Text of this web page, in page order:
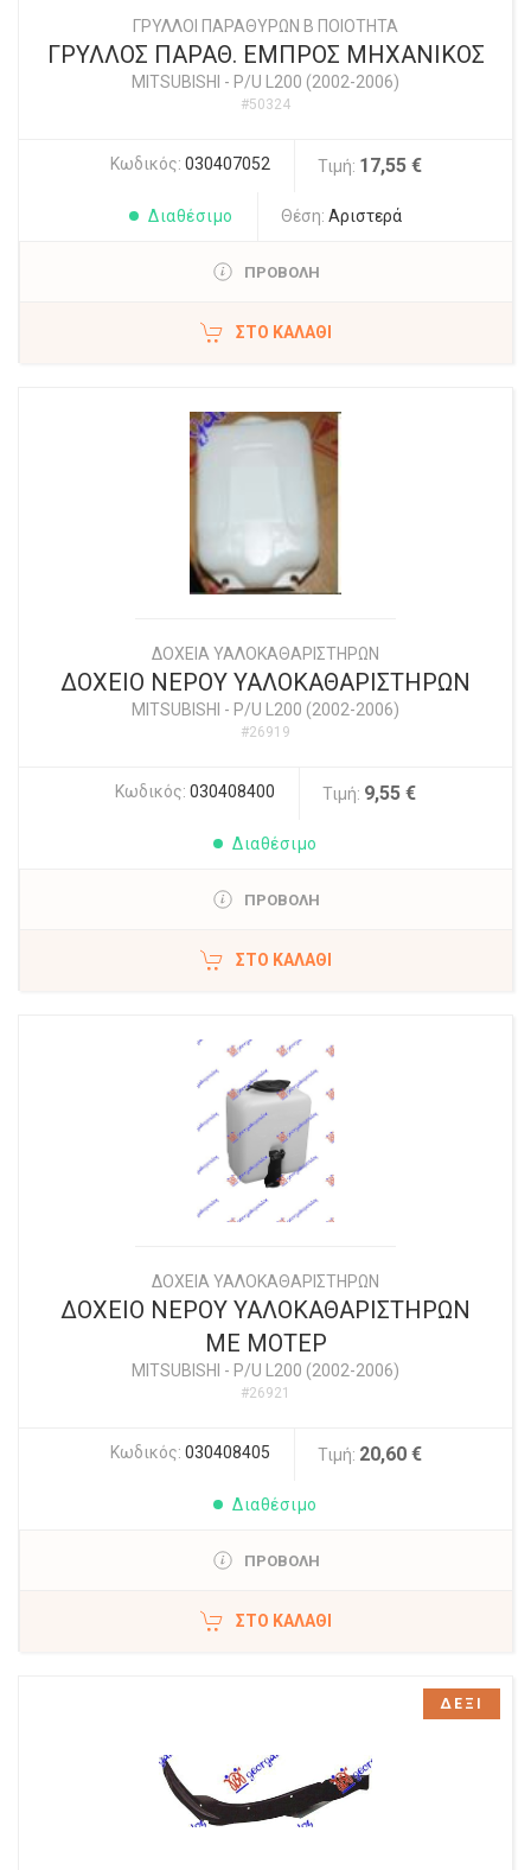
ΓΡΥΛΛΟΙ ΠΑΡΑΘΥΡΩΝ Β ΠΟΙΟΤΗΤΑ
ΓΡΥΛΛΟΣ ΠΑΡΑΘ. ΕΜΠΡΟΣ ΜΗΧΑΝΙΚΟΣ
MITSUBISHI - P/U L200 (2002-2006)
#50324
Κωδικός: 030407052 Τιμή: 17,55 €
Διαθέσιμο Θέση: Αριστερά
ΠΡΟΒΟΛΗ
ΣΤΟ ΚΑΛΆΘΙ
ΔΟΧΕΙΑ ΥΑΛΟΚΑΘΑΡΙΣΤΗΡΩΝ
ΔΟΧΕΙΟ ΝΕΡΟΥ ΥΑΛΟΚΑΘΑΡΙΣΤΗΡΩΝ
MITSUBISHI - P/U L200 (2002-2006)
#26919
Κωδικός: 030408400 Τιμή: 9,55 €
Διαθέσιμο
ΠΡΟΒΟΛΗ
ΣΤΟ ΚΑΛΆΘΙ
ΔΟΧΕΙΑ ΥΑΛΟΚΑΘΑΡΙΣΤΗΡΩΝ
ΔΟΧΕΙΟ ΝΕΡΟΥ ΥΑΛΟΚΑΘΑΡΙΣΤΗΡΩΝ
ΜΕ ΜΟΤΕΡ
MITSUBISHI - P/U L200 (2002-2006)
#26921
Κωδικός: 030408405 Τιμή: 20,60 €
Διαθέσιμο
ΠΡΟΒΟΛΗ
ΣΤΟ ΚΑΛΆΘΙ
ΔΕΞΙ